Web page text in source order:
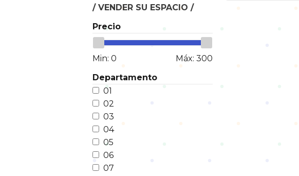
/ VENDER SU ESPACIO /
Precio
Min: 0 Máx: 300
Departamento
01
02
03
04
05
06
07